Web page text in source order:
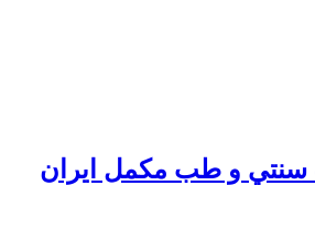
و طب مكمل ايران